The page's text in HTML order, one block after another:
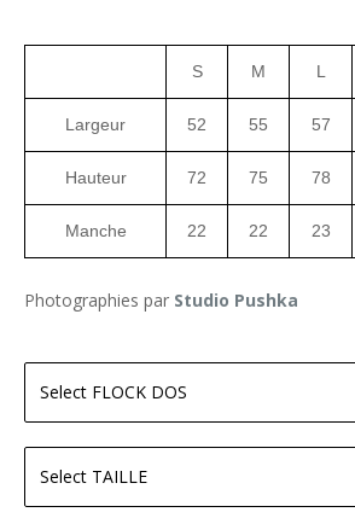
S M L
Largeur 52 55 57
Hauteur 72 75 78
Manche 22 22 23
Photographies par Studio Pushka